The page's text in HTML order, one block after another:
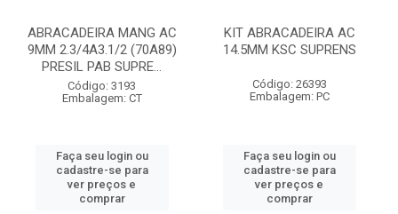
ABRACADEIRA MANG AC
9MM 2.3/4A3.1/2 (70A89)
PRESIL PAB SUPRE...
Código: 3193
Embalagem: CT
Faça seu login ou
cadastre-se para
ver preços e
comprar
KIT ABRACADEIRA AC
14.5MM KSC SUPRENS
Código: 26393
Embalagem: PC
Faça seu login ou
cadastre-se para
ver preços e
comprar